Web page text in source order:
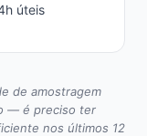
úteis
de amostragem
— é preciso ter
nos últimos 12